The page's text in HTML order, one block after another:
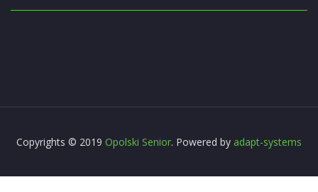
Copyrights © 2019 Opolski Senior. Powered by adapt-systems